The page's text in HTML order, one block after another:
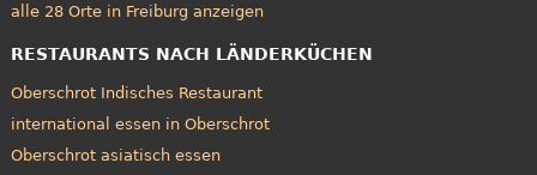
alle 28 Orte in Freiburg anzeigen
RESTAURANTS NACH LÄNDERKÜCHEN
Oberschrot Indisches Restaurant
international essen in Oberschrot
Oberschrot asiatisch essen